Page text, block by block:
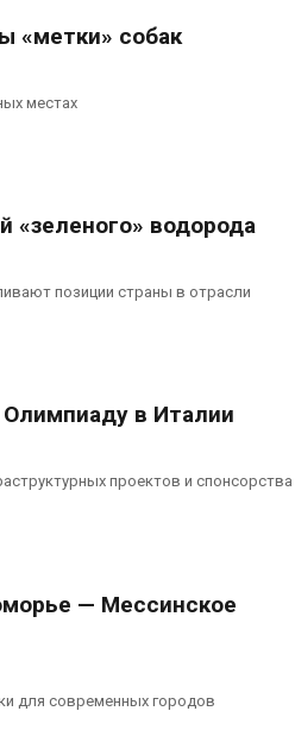
«метки» собак
местах
«зеленого» водорода
позиции страны в отрасли
в Италии
проектов и спонсорства
— Мессинское
для современных городов